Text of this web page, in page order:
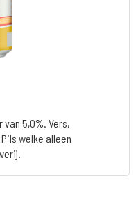
5,0%. Vers,
welke alleen